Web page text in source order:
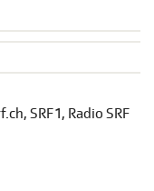
SRF 1, Radio SRF